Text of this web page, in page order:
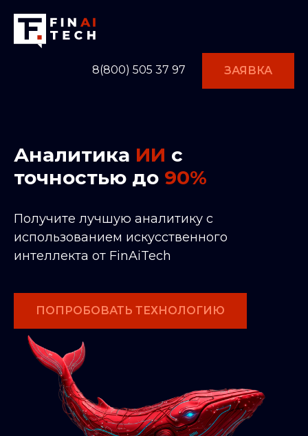
8(800) 505 37 97 ЗАЯВКА
Аналитика ИИ с
точностью до 90%
Получите лучшую аналитику с
использованием искусственного
интеллекта от FinAiTech
ПОПРОБОВАТЬ ТЕХНОЛОГИЮ